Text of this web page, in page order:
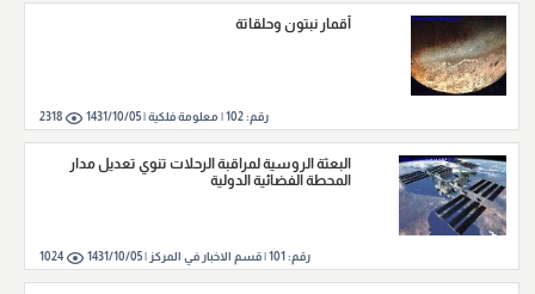
أقمار نبتون وحلقاتة
رقم:102
| معلومة فلكية |1431/10/05
2318
البعثة الروسية لمراقبة الرحلات تنوي تعديل مدار
المحطة الفضائية الدولية
رقم: 101
|قسم الاخبار في المركز |1431/10/05
1024